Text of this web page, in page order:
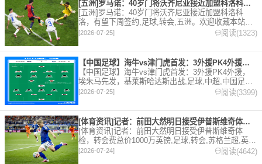
[五洲]罗马诺：40岁门将沃齐尼亚接近加盟科洛科洛，有望下周
[五洲]罗马诺：40岁门将沃齐尼亚接近加盟科洛科
洛，有望下周签约,足球,转会,五洲。欢迎收藏本站，
24小时为你更新最新的足球，篮球体育资讯。
[2026-07-25] 阅读(1323)
【中国足球】海牛vs津门虎首发：3外援PK4外援，埃朱马先发
【中国足球】海牛vs津门虎首发：3外援PK4外援，
埃朱马先发，基莱斯哈达斯出战,足球,中超,中国足球,
天津津门虎,青岛海牛。欢迎收藏本站，24小时为你更
[2026-07-25] 阅读(3399)
[体育资讯]记者：前田大然明日接受伊普斯维奇体检，转会费总价
[体育资讯]记者：前田大然明日接受伊普斯维奇体
检，转会费总价1000万英镑,足球,转会,苏格兰超,英
超,伊普斯维奇。欢迎收藏本站，24小时为你更新最新
的足球，篮球体育资讯。
[2026-07-24] 阅读(4642)